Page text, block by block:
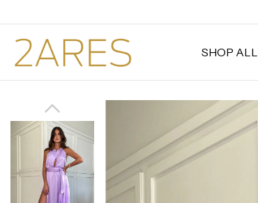
SHOP ALL